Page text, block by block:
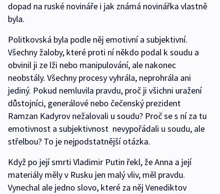
dopad na ruské novináře i jak známá novinářka vlastně
byla.
Politkovská byla podle něj emotivní a subjektivní.
Všechny žaloby, které proti ní někdo podal k soudu a
obvinil ji ze lži nebo manipulování, ale nakonec
neobstály. Všechny procesy vyhrála, neprohrála ani
jediný. Pokud nemluvila pravdu, proč ji všichni uražení
důstojníci, generálové nebo čečenský prezident
Ramzan Kadyrov nežalovali u soudu? Proč se s ní za tu
emotivnost a subjektivnost nevypořádali u soudu, ale
střelbou? To je nejpodstatnější otázka.
Když po její smrti Vladimir Putin řekl, že Anna a její
materiály měly v Rusku jen malý vliv, měl pravdu.
Vynechal ale jedno slovo, které za něj Venediktov